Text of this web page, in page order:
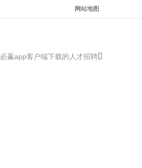
网站地图
必赢app客户端下载的人才招聘